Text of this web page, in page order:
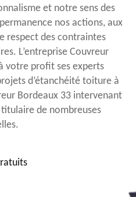
et notre sens des
nos actions, aux
respect des contraintes
L’entreprise Couvreur
votre profit ses experts
d’étanchéité toiture à
Bordeaux 33 intervenant
de nombreuses